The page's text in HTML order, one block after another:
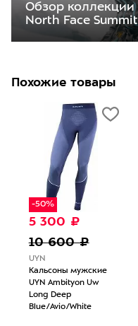
Обзор коллекции
North Face
Похожие товары
-50%
5 300 ₽
10 600 ₽
UYN
Кальсоны мужские
UYN Ambityon Uw
Long Deep
Blue/Avio/White